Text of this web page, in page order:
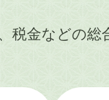
税金などの総